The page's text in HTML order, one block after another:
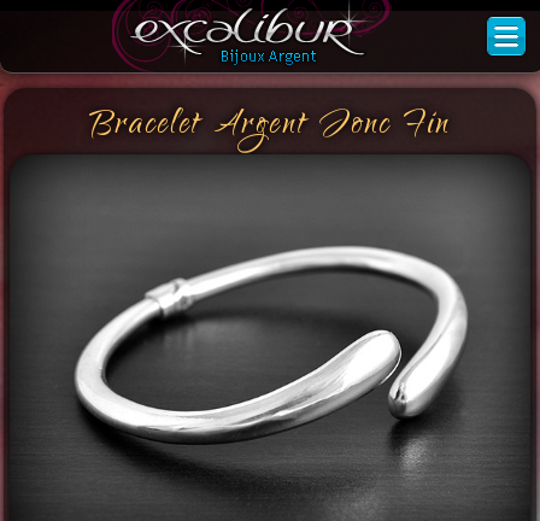
Bracelet Argent Jonc Fin